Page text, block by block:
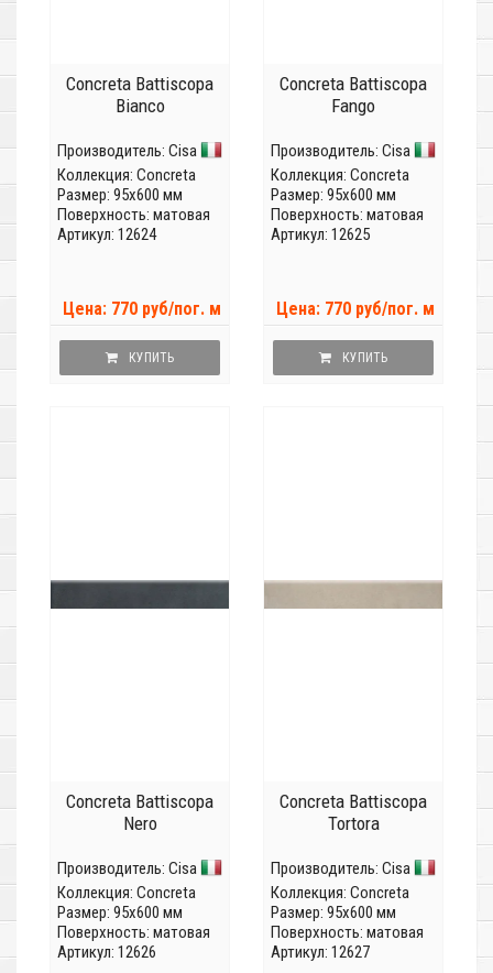
Concreta Battiscopa
Bianco
Производитель: Cisa
Коллекция: Concreta
Размер: 95x600 мм
Поверхность: матовая
Артикул: 12624
Цена: 770 руб/пог. м
КУПИТЬ
Concreta Battiscopa
Fango
Производитель: Cisa
Коллекция: Concreta
Размер: 95x600 мм
Поверхность: матовая
Артикул: 12625
Цена: 770 руб/пог. м
КУПИТЬ
Concreta Battiscopa
Nero
Производитель: Cisa
Коллекция: Concreta
Размер: 95x600 мм
Поверхность: матовая
Артикул: 12626
Concreta Battiscopa
Tortora
Производитель: Cisa
Коллекция: Concreta
Размер: 95x600 мм
Поверхность: матовая
Артикул: 12627